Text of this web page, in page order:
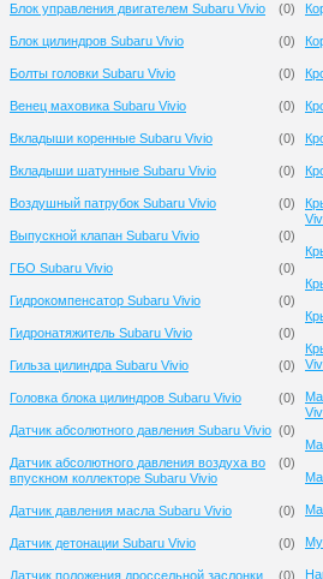
Блок управления двигателем Subaru Vivio (0)
Блок цилиндров Subaru Vivio (0)
Болты головки Subaru Vivio (0)
Венец маховика Subaru Vivio (0)
Вкладыши коренные Subaru Vivio (0)
Вкладыши шатунные Subaru Vivio (0)
Воздушный патрубок Subaru Vivio (0)
Выпускной клапан Subaru Vivio (0)
ГБО Subaru Vivio (0)
Гидрокомпенсатор Subaru Vivio (0)
Гидронатяжитель Subaru Vivio (0)
Гильза цилиндра Subaru Vivio (0)
Головка блока цилиндров Subaru Vivio (0)
Датчик абсолютного давления Subaru Vivio (0)
Датчик абсолютного давления воздуха во
впускном коллекторе Subaru Vivio
(0)
Датчик давления масла Subaru Vivio (0)
Датчик детонации Subaru Vivio (0)
Датчик положения дроссельной заслонки
(0)